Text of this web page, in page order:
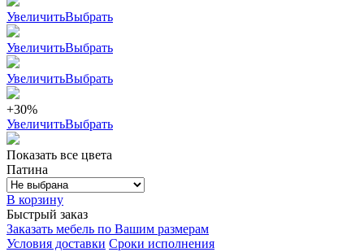
УвеличитьВыбрать
УвеличитьВыбрать
УвеличитьВыбрать
+30%
УвеличитьВыбрать
Показать все цвета
Патина
В корзину
Быстрый заказ
Заказать мебель по Вашим размерам
Условия доставки Сроки исполнения